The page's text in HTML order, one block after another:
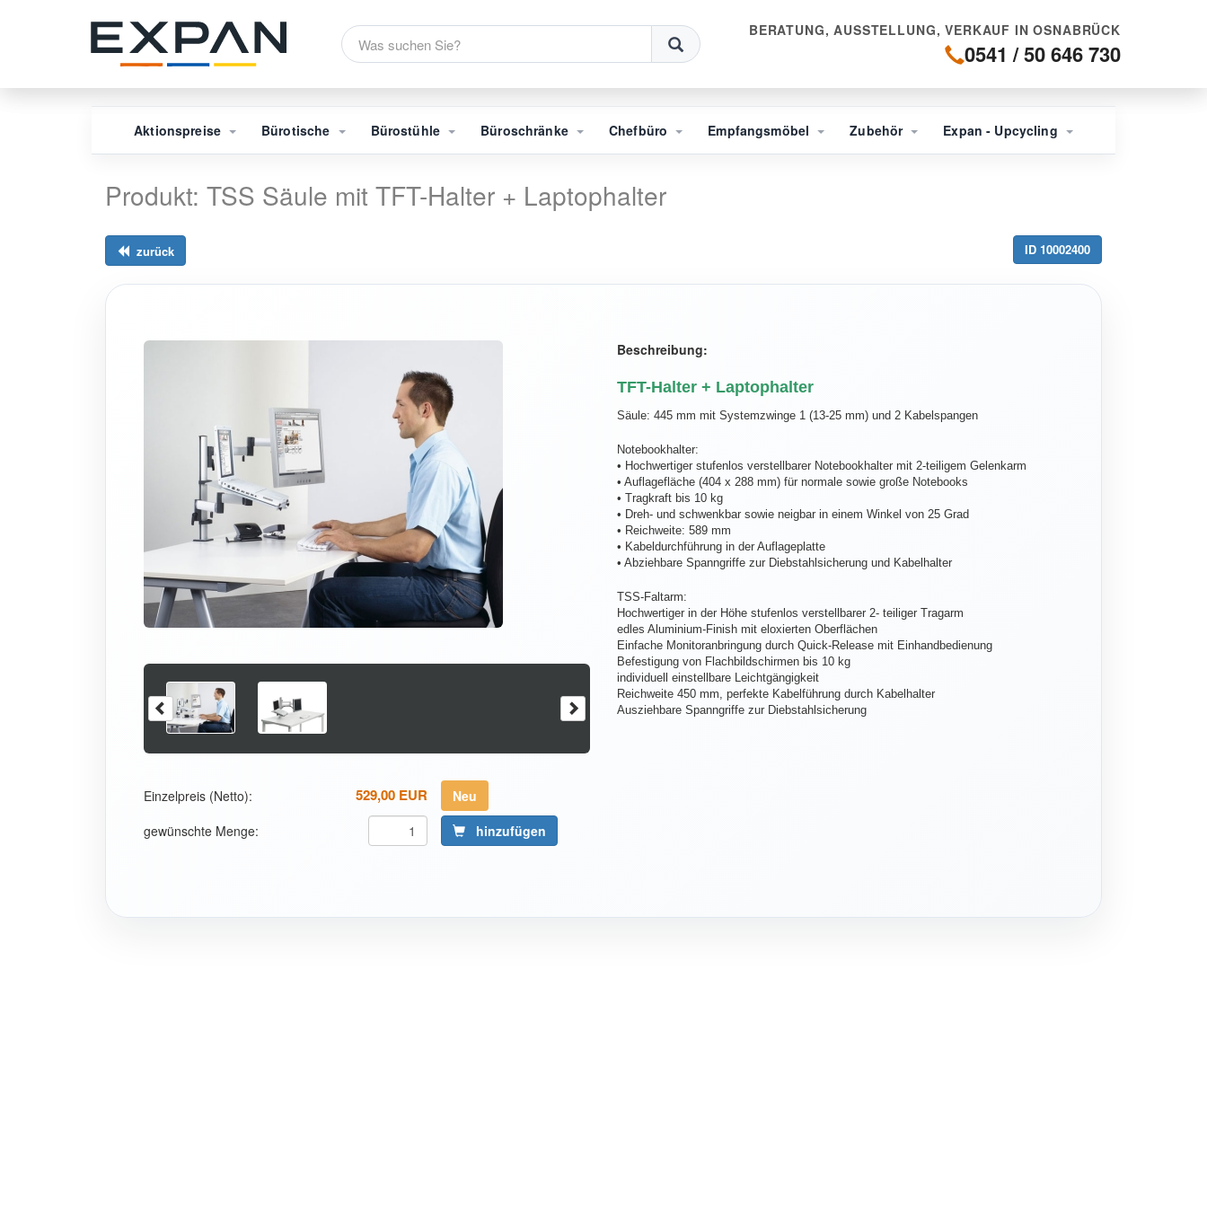
BERATUNG, AUSSTELLUNG, VERKAUF IN OSNABRÜCK
0541 / 50 646 730
Aktionspreise Bürotische Bürostühle Büroschränke Chefbüro Empfangsmöbel Zubehör Expan - Upcycling
Produkt: TSS Säule mit TFT-Halter + Laptophalter
zurück ID 10002400
Einzelpreis (Netto): 529,00 EUR
Neu
gewünschte Menge:
hinzufügen
Beschreibung:
TFT-Halter + Laptophalter
Säule: 445 mm mit Systemzwinge 1 (13-25 mm) und 2 Kabelspangen
Notebookhalter:
• Hochwertiger stufenlos verstellbarer Notebookhalter mit 2-teiligem Gelenkarm
• Auflagefläche (404 x 288 mm) für normale sowie große Notebooks
• Tragkraft bis 10 kg
• Dreh- und schwenkbar sowie neigbar in einem Winkel von 25 Grad
• Reichweite: 589 mm
• Kabeldurchführung in der Auflageplatte
• Abziehbare Spanngriffe zur Diebstahlsicherung und Kabelhalter
TSS-Faltarm:
Hochwertiger in der Höhe stufenlos verstellbarer 2- teiliger Tragarm
edles Aluminium-Finish mit eloxierten Oberflächen
Einfache Monitoranbringung durch Quick-Release mit Einhandbedienung
Befestigung von Flachbildschirmen bis 10 kg
individuell einstellbare Leichtgängigkeit
Reichweite 450 mm, perfekte Kabelführung durch Kabelhalter
Ausziehbare Spanngriffe zur Diebstahlsicherung